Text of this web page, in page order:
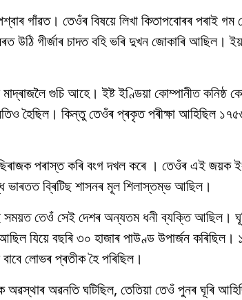
গাঁৱত। তেওঁৰ বিষয়ে লিখা কিতাপবোৰৰ পৰাই
উঠি গীৰ্জাৰ চাদত বহি ভৰি দুখন জোকাৰি আছিল।
গুচি আহে। ইষ্ট ইণ্ডিয়া কোম্পানীত কনিষ্ঠ
হৈছিল। কিন্তু তেওঁৰ প্ৰকৃত পৰীক্ষা আহিছিল
পৰাস্ত কৰি বংগ দখল কৰে । তেওঁৰ এই জয়ক
ব্ৰিটিছ শাসনৰ মূল শিলাস্তম্ভ আছিল।
তেওঁ সেই দেশৰ অন্যতম ধনী ব্যক্তি আছিল।
যিয়ে বছৰি ৩০ হাজাৰ পাউণ্ড উপাৰ্জন
লোভৰ প্ৰতীক হৈ পৰিছিল।
অৱস্থাৰ অৱনতি ঘটিছিল, তেতিয়া তেওঁ পুনৰ ঘূৰি